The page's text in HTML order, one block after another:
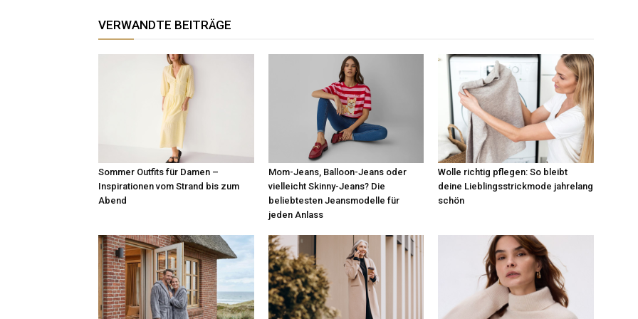
VERWANDTE BEITRÄGE
Sommer Outfits für Damen –
Inspirationen vom Strand bis zum
Abend
Mom-Jeans, Balloon-Jeans oder
vielleicht Skinny-Jeans? Die
beliebtesten Jeansmodelle für
jeden Anlass
Wolle richtig pflegen: So bleibt
deine Lieblingsstrickmode jahrelang
schön